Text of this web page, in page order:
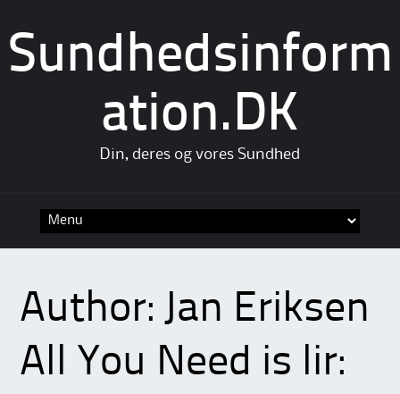
Sundhedsinform
ation.DK
Din, deres og vores Sundhed
Author: Jan Eriksen
All You Need is lir: